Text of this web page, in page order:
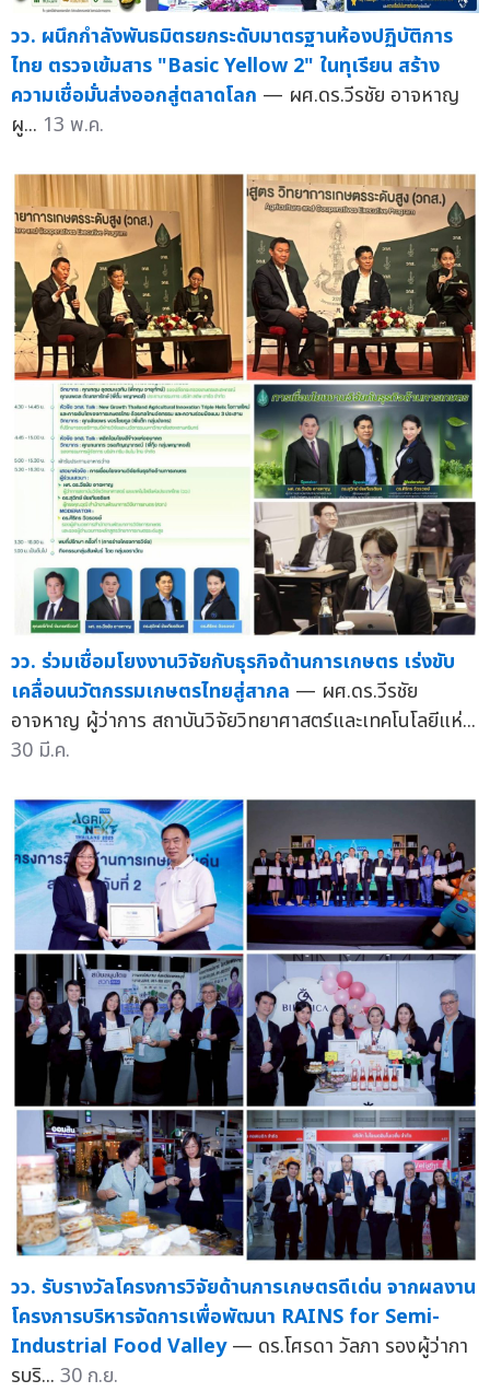
วว. ผนึกกำลังพันธมิตรยกระดับมาตรฐานห้องปฏิบัติการ
ไทย ตรวจเข้มสาร "Basic Yellow 2" ในทุเรียน สร้าง
ความเชื่อมั่นส่งออกสู่ตลาดโลก — ผศ.ดร.วีรชัย อาจหาญ
ผู... 13 พ.ค.
วว. ร่วมเชื่อมโยงงานวิจัยกับธุรกิจด้านการเกษตร เร่งขับ
เคลื่อนนวัตกรรมเกษตรไทยสู่สากล — ผศ.ดร.วีรชัย
อาจหาญ ผู้ว่าการ สถาบันวิจัยวิทยาศาสตร์และเทคโนโลยีแห่...
30 มี.ค.
วว. รับรางวัลโครงการวิจัยด้านการเกษตรดีเด่น จากผลงาน
โครงการบริหารจัดการเพื่อพัฒนา RAINS for Semi-
Industrial Food Valley — ดร.โศรดา วัลภา รองผู้ว่ากา
รบริ... 30 ก.ย.